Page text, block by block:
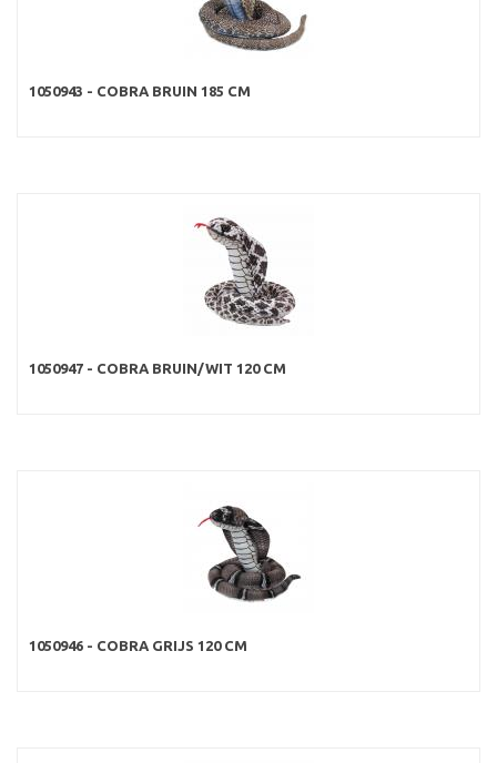
1050943 - COBRA BRUIN 185 CM
1050947 - COBRA BRUIN/WIT 120 CM
1050946 - COBRA GRIJS 120 CM